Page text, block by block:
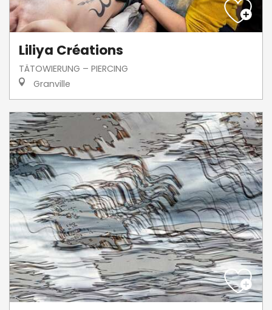
Liliya Créations
TÄTOWIERUNG – PIERCING
Granville